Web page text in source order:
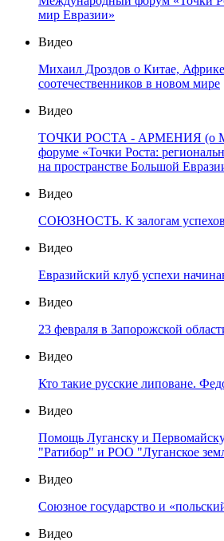
мир Евразии»
Видео
Михаил Дроздов о Китае,
соотечественников в новом мире
Видео
ТОЧКИ РОСТА - АРМЕНИЯ (о
форуме «Точки Роста:
на пространстве Большой
Видео
СОЮЗНОСТЬ. К залогам успехов
Видео
Евразийский клуб успехи
Видео
23 февраля в Запорожской
Видео
Кто такие русские липоване.
Видео
Помощь Луганску и
"Ратибор" и РОО "Луганское
Видео
Союзное государство и
Видео